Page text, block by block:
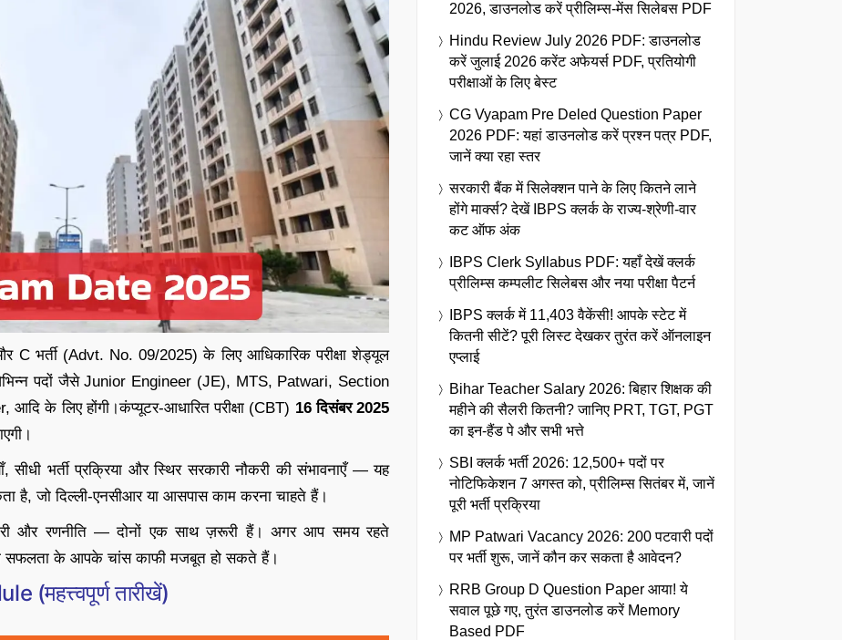
भर्ती (Advt. No. 09/2025) के लिए आधिकारिक परीक्षा शेड्यूल
पदों जैसे Junior Engineer (JE), MTS, Patwari, Section
के लिए होंगी।कंप्यूटर-आधारित परीक्षा (CBT) 16 दिसंबर 2025
भर्ती प्रक्रिया और स्थिर सरकारी नौकरी की संभावनाएँ — यह
है, जो दिल्ली-एनसीआर या आसपास काम करना चाहते हैं।
और रणनीति — दोनों एक साथ ज़रूरी हैं। अगर आप समय रहते
के आपके चांस काफी मजबूत हो सकते हैं।
तारीखें)
2026, डाउनलोड करें प्रीलिम्स-मेंस सिलेबस PDF
Hindu Review July 2026 PDF: डाउनलोड
करें जुलाई 2026 करेंट अफेयर्स PDF, प्रतियोगी
परीक्षाओं के लिए बेस्ट
CG Vyapam Pre Deled Question Paper
2026 PDF: यहां डाउनलोड करें प्रश्न पत्र PDF,
जानें क्या रहा स्तर
सरकारी बैंक में सिलेक्शन पाने के लिए कितने लाने
होंगे मार्क्स? देखें IBPS क्लर्क के राज्य-श्रेणी-वार
कट ऑफ अंक
IBPS Clerk Syllabus PDF: यहाँ देखें क्लर्क
प्रीलिम्स कम्पलीट सिलेबस और नया परीक्षा पैटर्न
IBPS क्लर्क में 11,403 वैकेंसी! आपके स्टेट में
कितनी सीटें? पूरी लिस्ट देखकर तुरंत करें ऑनलाइन
एप्लाई
Bihar Teacher Salary 2026: बिहार शिक्षक की
महीने की सैलरी कितनी? जानिए PRT, TGT, PGT
का इन-हैंड पे और सभी भत्ते
SBI क्लर्क भर्ती 2026: 12,500+ पदों पर
नोटिफिकेशन 7 अगस्त को, प्रीलिम्स सितंबर में, जानें
पूरी भर्ती प्रक्रिया
MP Patwari Vacancy 2026: 200 पटवारी पदों
पर भर्ती शुरू, जानें कौन कर सकता है आवेदन?
RRB Group D Question Paper आया! ये
सवाल पूछे गए, तुरंत डाउनलोड करें Memory
Based PDF